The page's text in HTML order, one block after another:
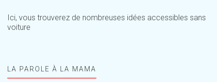
Ici, vous trouverez de nombreuses idées accessibles sans
voiture
LA PAROLE À LA MAMA